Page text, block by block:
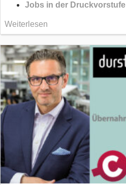
Jobs in der Druckvorstufe
Weiterlesen